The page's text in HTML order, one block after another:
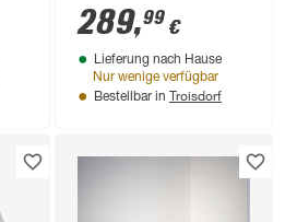
flach, rechteckig, 90
x 75 x 3,5 cm
289,99 €
Lieferung nach Hause
Nur wenige verfügbar
Bestellbar in Troisdorf